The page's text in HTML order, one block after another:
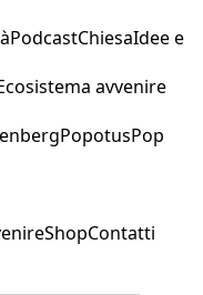
PodcastChiesaIdee e
avvenire
PopotusPop
ShopContatti